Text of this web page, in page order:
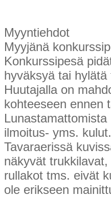
Myyntiehdot
Myyjänä
Konkurssipesä
hyväksyä tai
Huutajalla on
kohteeseen ennen
ilmoitus- yms. kulut.
Tavaraerissä
näkyvät
rullakot tms. eivät
ole erikseen